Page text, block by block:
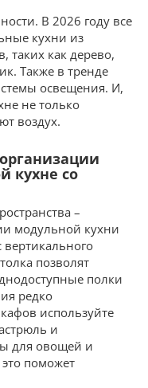
В 2026 году все
кухни из
таких как дерево,
Также в тренде
освещения. И,
не только
воздух.
кухне со
–
модульной кухни
позволят
полки
редко
используйте
и
для овощей и
поможет